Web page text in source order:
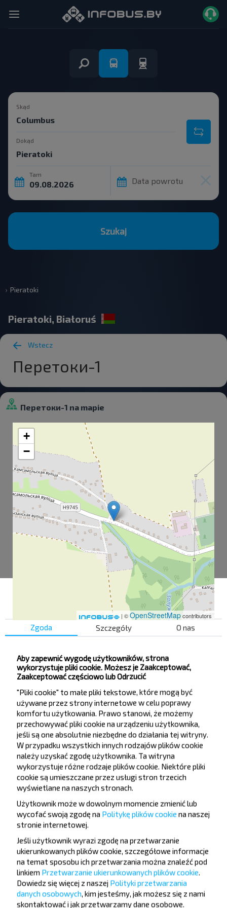
Skąd
Dokąd
Tam
Data powrotu
Szukaj
Pieratoki
Pieratoki, Białoruś
Wstecz
Перетоки-1
Перетоки-1 na mapie
+
−
| ©OpenStreetMapcontributors
Перетоки
Перетоки-1
Chcesz
podróżować
taniej?
Nie przegap promocji, zniżek i innych ciekawych
ofert od serwisu INFOBUS. Zapisz się do
newslettera i podróżuj z nami jeszcze taniej!
Zapisz się
Zgoda Szczegóły O nas
Aby zapewnić wygodę użytkowników, strona
wykorzystuje pliki cookie. Możesz je Zaakceptować,
Zaakceptować częściowo lub Odrzucić
"Pliki cookie" to małe pliki tekstowe, które mogą być
używane przez strony internetowe w celu poprawy
komfortu użytkowania. Prawo stanowi, że możemy
przechowywać pliki cookie na urządzeniu użytkownika,
jeśli są one absolutnie niezbędne do działania tej witryny.
W przypadku wszystkich innych rodzajów plików cookie
należy uzyskać zgodę użytkownika. Ta witryna
wykorzystuje różne rodzaje plików cookie. Niektóre pliki
cookie są umieszczane przez usługi stron trzecich
wyświetlane na naszych stronach.
Użytkownik może w dowolnym momencie zmienić lub
wycofać swoją zgodę na Politykę plików cookie na naszej
stronie internetowej.
Jeśli użytkownik wyrazi zgodę na przetwarzanie
ukierunkowanych plików cookie, szczegółowe informacje
na temat sposobu ich przetwarzania można znaleźć pod
linkiem Przetwarzanie ukierunkowanych plików cookie.
Dowiedz się więcej z naszej Polityki przetwarzania
danych osobowych, kim jesteśmy, jak możesz się z nami
skontaktować i jak przetwarzamy dane osobowe.